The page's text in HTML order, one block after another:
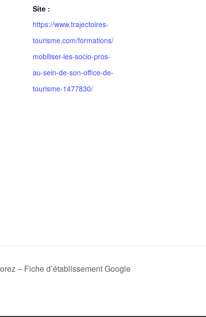
Site :
https://www.trajectoires-
tourisme.com/formations/
mobiliser-les-socio-pros-
au-sein-de-son-office-de-
tourisme-1477830/
– Fiche d’établissement Google